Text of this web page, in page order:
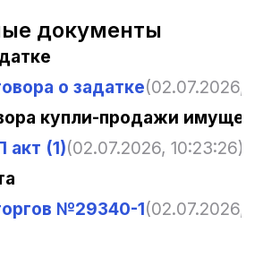
документы
о задатке(02.07.2026,
купли-продажи
акт (1)(02.07.2026, 10:23:26)
№29340-1(02.07.2026,